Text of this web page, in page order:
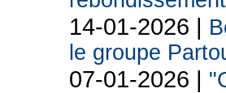
14-01-2026 |
le groupe
07-01-2026 |